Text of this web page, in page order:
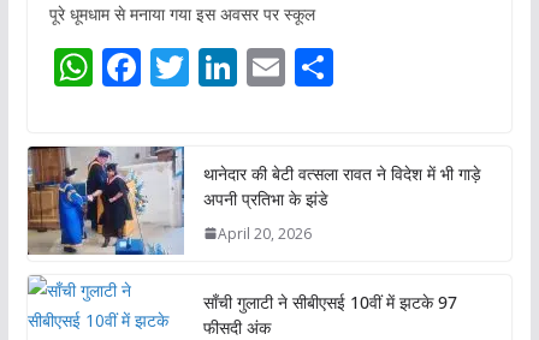
पूरे धूमधाम से मनाया गया इस अवसर पर स्कूल
W
at
s
A
p
p
F
e
b
o
o
T
er
Li
e
dI
E
l
S
e
थानेदार की बेटी वत्सला रावत ने विदेश में भी गाड़े
अपनी प्रतिभा के झंडे
April 20, 2026
साँची गुलाटी ने सीबीएसई 10वीं में झटके 97
फीसदी अंक